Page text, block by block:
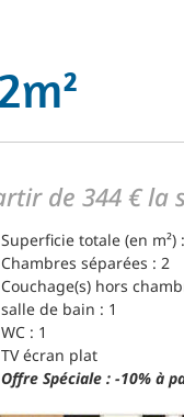
de 344 € la
Superficie totale (en m²)
Chambres séparées : 2
Couchage(s) hors
salle de bain : 1
WC : 1
TV écran plat
Offre Spéciale : -10% à